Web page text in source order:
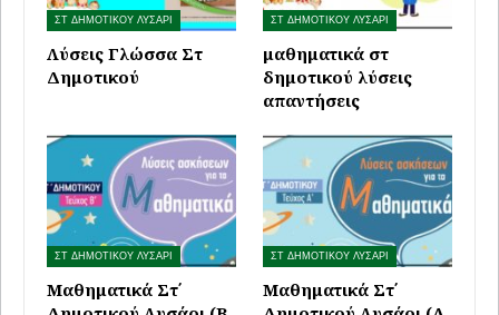
ΣΤ ΔΗΜΟΤΙΚΟΥ ΛΥΣΑΡΙ
Λύσεις Γλώσσα Στ
Δημοτικού
ΣΤ ΔΗΜΟΤΙΚΟΥ ΛΥΣΑΡΙ
μαθηματικά στ
δημοτικού λύσεις
απαντήσεις
ΣΤ ΔΗΜΟΤΙΚΟΥ ΛΥΣΑΡΙ
Μαθηματικά Στ΄
ΣΤ ΔΗΜΟΤΙΚΟΥ ΛΥΣΑΡΙ
Μαθηματικά Στ΄